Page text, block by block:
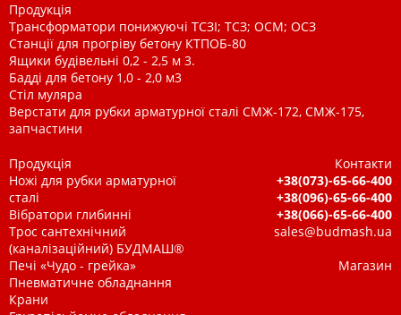
Продукція
Трансформатори понижуючі ТСЗІ; ТСЗ; ОСМ; ОСЗ
Станції для прогріву бетону КТПОБ-80
Ящики будівельні 0,2 - 2,5 м 3.
Бадді для бетону 1,0 - 2,0 м3
Стіл муляра
Верстати для рубки арматурної сталі СМЖ-172, СМЖ-175,
запчастини
Продукція
Ножі для рубки арматурної
сталі
Вібратори глибинні
Трос сантехнічний
(каналізаційний) БУДМАШ®
Печі «Чудо - грейка»
Пневматичне обладнання
Крани
Контакти
+38(073)-65-66-400
+38(096)-65-66-400
+38(066)-65-66-400
sales@budmash.ua
Магазин